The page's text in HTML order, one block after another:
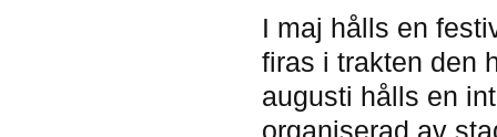
I maj hålls en
firas i trakten den
augusti hålls en
organiserad av